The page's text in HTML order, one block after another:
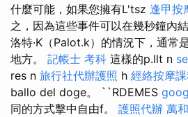
什麼可能，如果您擁有L'tsz 逢甲按
之，因為這些事件可以在幾秒鐘內
洛特·K（Palot.k）的情況下，通常
地方。 記帳士 考科 這樣的p.llt n
res n 旅行社代辦護照 h 經絡按摩
ballo del doge。 ``RDEMES
同的方式擊中自由f。 護照代辦 萬